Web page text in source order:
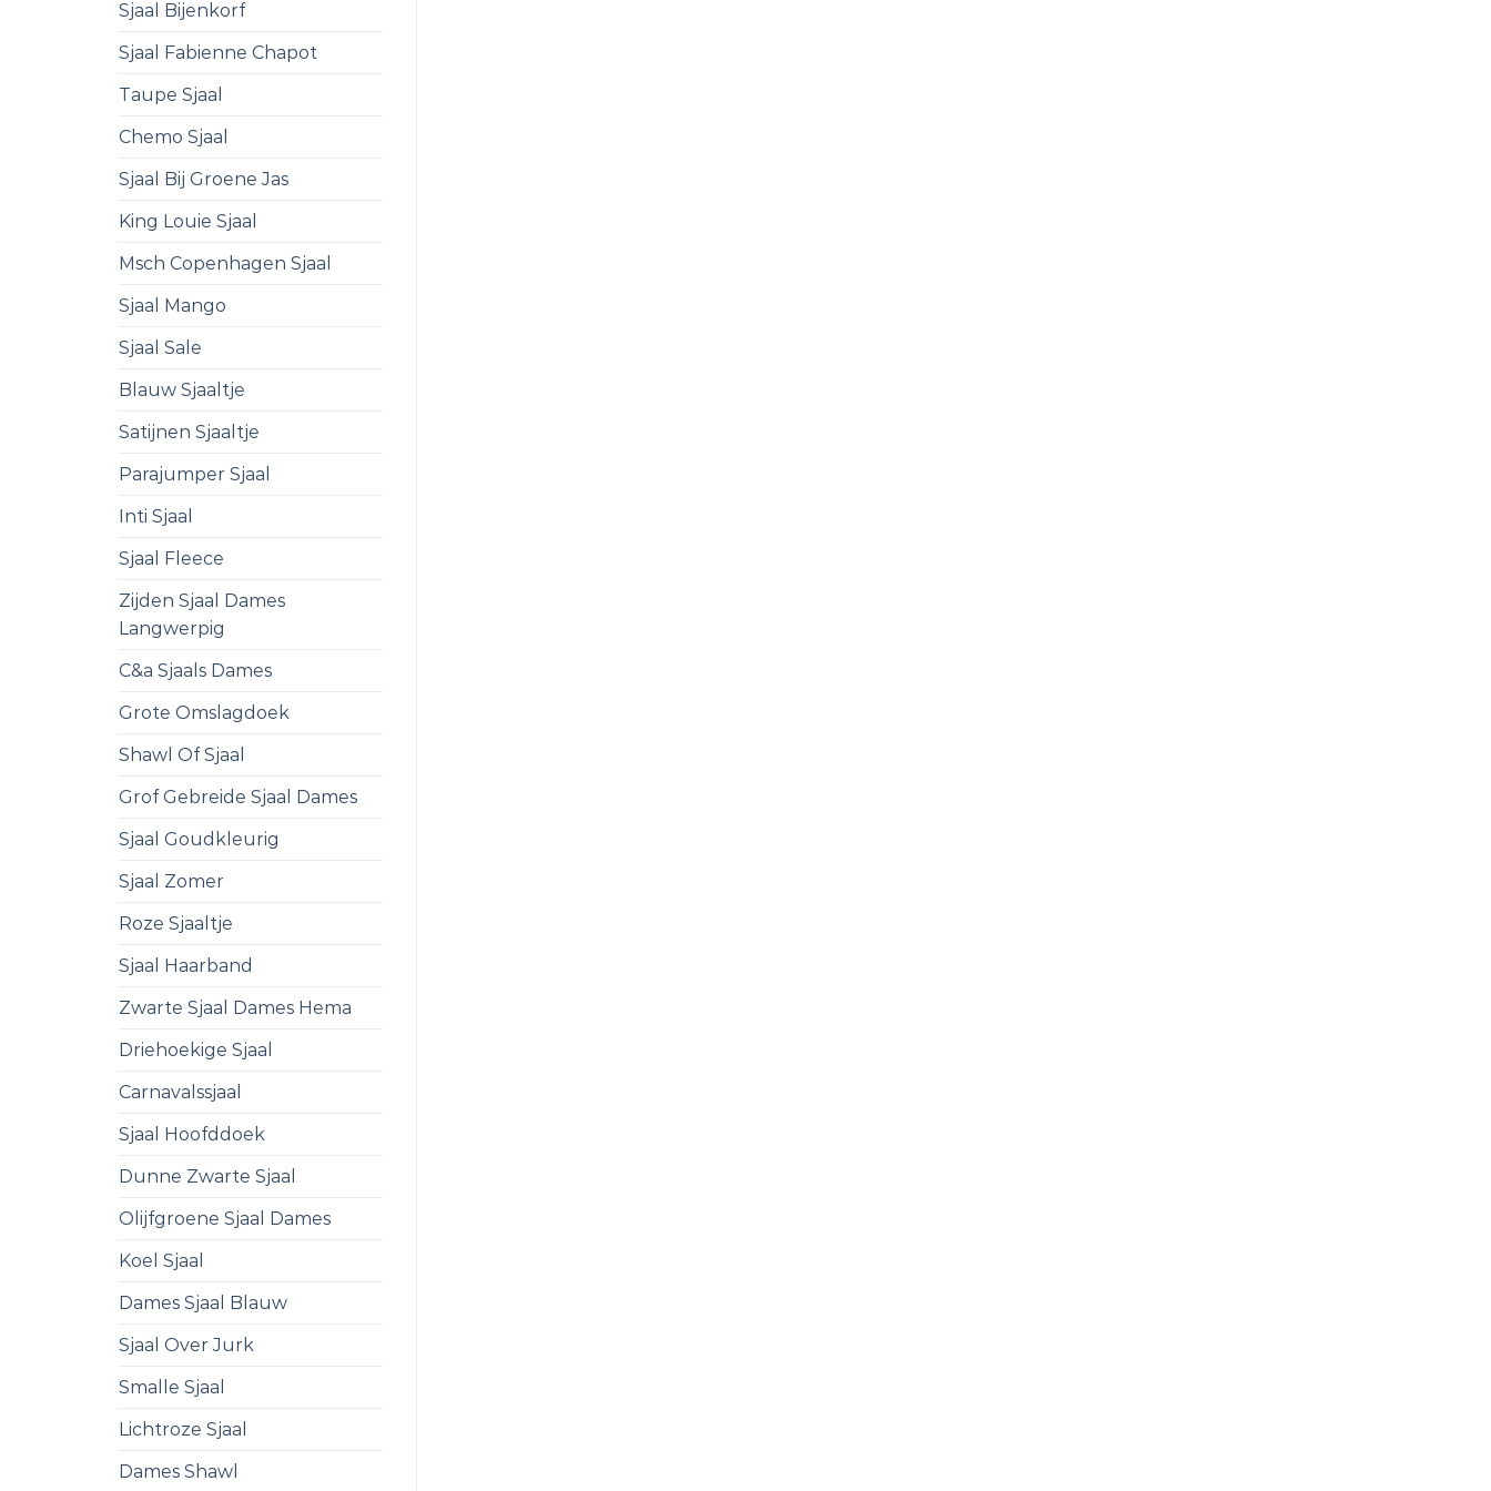
Sjaal Bijenkorf
Sjaal Fabienne Chapot
Taupe Sjaal
Chemo Sjaal
Sjaal Bij Groene Jas
King Louie Sjaal
Msch Copenhagen Sjaal
Sjaal Mango
Sjaal Sale
Blauw Sjaaltje
Satijnen Sjaaltje
Parajumper Sjaal
Inti Sjaal
Sjaal Fleece
Zijden Sjaal Dames
Langwerpig
C&a Sjaals Dames
Grote Omslagdoek
Shawl Of Sjaal
Grof Gebreide Sjaal Dames
Sjaal Goudkleurig
Sjaal Zomer
Roze Sjaaltje
Sjaal Haarband
Zwarte Sjaal Dames Hema
Driehoekige Sjaal
Carnavalssjaal
Sjaal Hoofddoek
Dunne Zwarte Sjaal
Olijfgroene Sjaal Dames
Koel Sjaal
Dames Sjaal Blauw
Sjaal Over Jurk
Smalle Sjaal
Lichtroze Sjaal
Dames Shawl